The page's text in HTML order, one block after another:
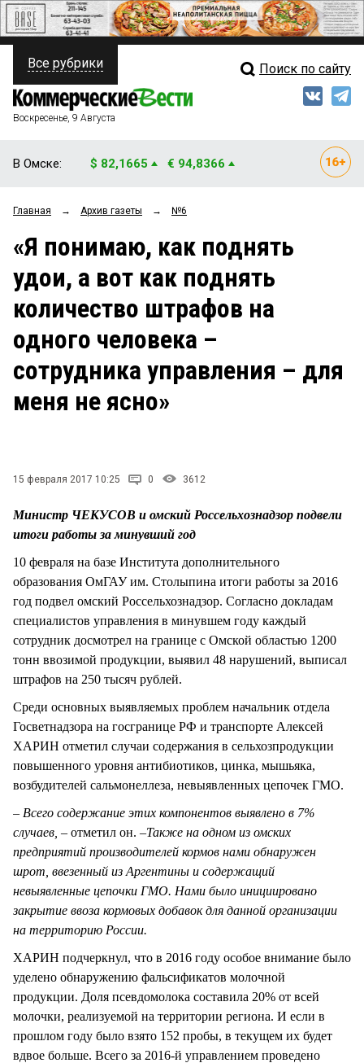
ПОЛИТИКА
ФИНАНСЫ
ОБЩЕСТВО
ЗАКОН
НОВОСТИ КОМПАНИЙ
СТИЛЬ ЖИЗНИ
Свежий выпуск
Рейтинги
Блоги
Архив
Все рубрики Поиск по сайту
Воскресенье, 9 Августа
В Омске: $ 82,1665 € 94,8366
Главная → Архив газеты → №6
«Я понимаю, как поднять
удои, а вот как поднять
количество штрафов на
одного человека –
сотрудника управления – для
меня не ясно»
15 февраля 2017 10:25 0 3612
Министр ЧЕКУСОВ и омский Россельхознадзор подвели
итоги работы за минувший год
10 февраля на базе Института дополнительного
образования ОмГАУ им. Столыпина итоги работы за 2016
год подвел омский Россельхознадзор. Согласно докладам
специалистов управления в минувшем году каждый
сотрудник досмотрел на границе с Омской областью 1200
тонн ввозимой продукции, выявил 48 нарушений, выписал
штрафов на 250 тысяч рублей.
Среди основных выявляемых проблем начальник отдела
Госветнадзора на госгранице РФ и транспорте Алексей
ХАРИН отметил случаи содержания в сельхозпродукции
повышенного уровня антибиотиков, цинка, мышьяка,
возбудителей сальмонеллеза, невыявленных цепочек ГМО.
– Всего содержание этих компонентов выявлено в 7%
случаев, – отметил он. –Также на одном из омских
предприятий производителей кормов нами обнаружен
шрот, ввезенный из Аргентины и содержащий
невыявленные цепочки ГМО. Нами было инициировано
закрытие ввоза кормовых добавок для данной организации
на территорию России.
ХАРИН подчеркнул, что в 2016 году особое внимание было
уделено обнаружению фальсификатов молочной
продукции. Доля псевдомолока составила 20% от всей
молочки, реализуемой на территории региона. И если в
прошлом году было взято 152 пробы, в текущем их будет
вдвое больше. Всего за 2016-й управлением проведено